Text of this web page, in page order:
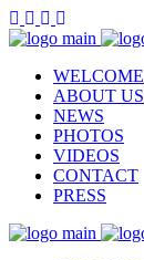
WELCOME
ABOUT US
NEWS
PHOTOS
VIDEOS
CONTACT
PRESS